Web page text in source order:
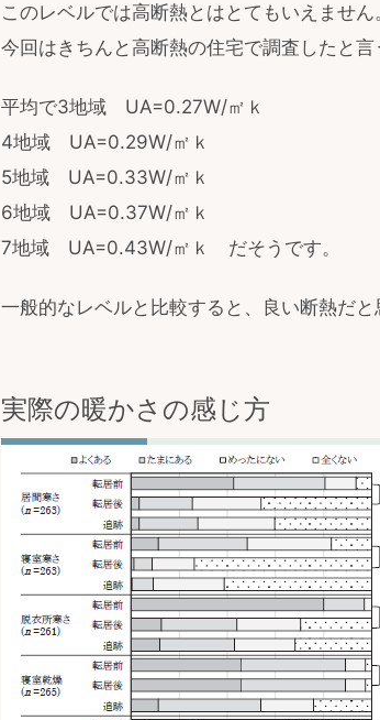
このレベルでは高断熱とはとてもいえません
今回はきちんと高断熱の住宅で調査したと言
平均で3地域 UA=0.27W/㎡ｋ
4地域 UA=0.29W/㎡ｋ
5地域 UA=0.33W/㎡ｋ
6地域 UA=0.37W/㎡ｋ
7地域 UA=0.43W/㎡ｋ だそうです。
一般的なレベルと比較すると、良い断熱だと
実際の暖かさの感じ方